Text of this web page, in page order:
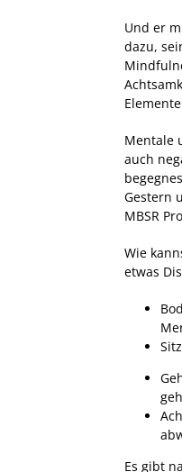
Und er
dazu,
Mentale
auch
Gestern
MBSR
Wie
etwas
Es gibt